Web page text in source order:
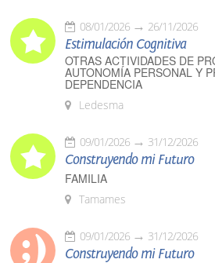
08/01/2026 26/11/2026
Estimulación Cognitiva
OTRAS ACTIVIDADES DE
AUTONOMÍA PERSONAL Y
DEPENDENCIA
Ledesma
09/01/2026 31/12/2026
Construyendo mi Futuro
FAMILIA
Tamames
09/01/2026 31/12/2026
Construyendo mi Futuro